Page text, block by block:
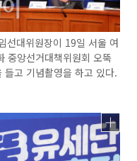
선대위원장이 19일 서울 여
중앙선거대책위원회 오뚝
고 기념촬영을 하고 있다.